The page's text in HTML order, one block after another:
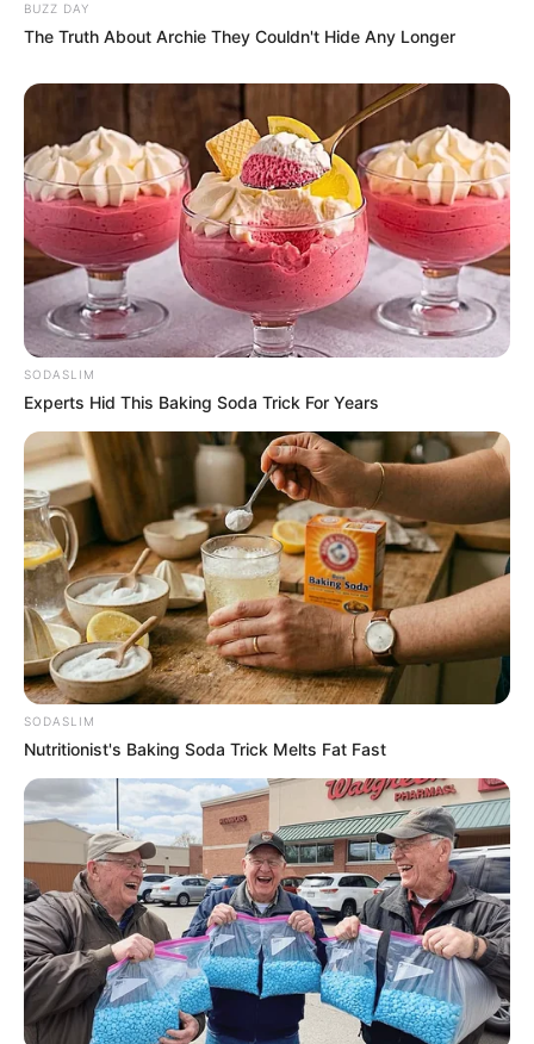
BUZZ DAY
The Truth About Archie They Couldn't Hide Any Longer
SODASLIM
Experts Hid This Baking Soda Trick For Years
SODASLIM
Nutritionist's Baking Soda Trick Melts Fat Fast